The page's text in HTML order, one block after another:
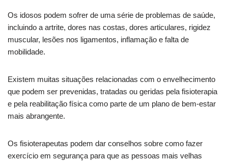
Os idosos podem sofrer de uma série de problemas de saúde,
incluindo a artrite, dores nas costas, dores articulares, rigidez
muscular, lesões nos ligamentos, inflamação e falta de
mobilidade.
Existem muitas situações relacionadas com o envelhecimento
que podem ser prevenidas, tratadas ou geridas pela fisioterapia
e pela reabilitação física como parte de um plano de bem-estar
mais abrangente.
Os fisioterapeutas podem dar conselhos sobre como fazer
exercício em segurança para que as pessoas mais velhas